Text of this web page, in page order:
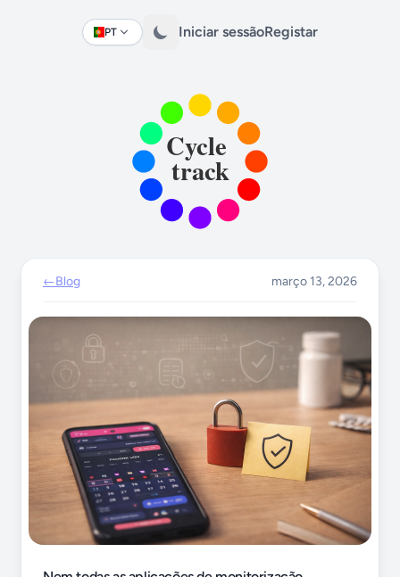
PT
Change language Iniciar sessãoRegistar
←Blog março 13, 2026